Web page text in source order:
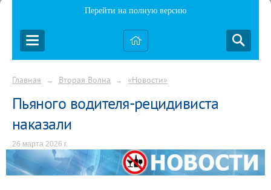
Перейти на полную версию
Главная → Вторая Волна → «Новости»
Пьяного водителя-рецидивиста
наказали
26 марта 2026 г.